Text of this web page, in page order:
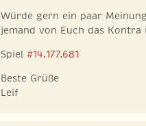
Würde gern ein paar
jemand von Euch das Kontra
Spiel #14.177.681
Beste Grüße
Leif